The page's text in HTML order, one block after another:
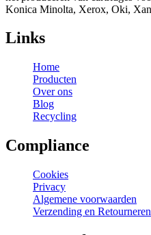
Konica Minolta, Xerox, Oki,
Links
Home
Producten
Over ons
Blog
Recycling
Compliance
Cookies
Privacy
Algemene voorwaarden
Verzending en Retourneren